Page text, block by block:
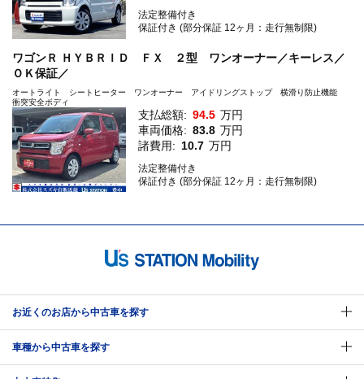
法定整備付き
保証付き (部分保証 12ヶ月：走行無制限)
ワゴンＲ ＨＹＢＲＩＤ ＦＸ ２型 ワンオーナー／キーレス／
ＯＫ保証／
オートライト シートヒーター ワンオーナー アイドリングストップ 横滑り防止機能
衝突安全ボディ
支払総額: 94.5 万円
車両価格: 83.8 万円
諸費用: 10.7 万円
法定整備付き
保証付き (部分保証 12ヶ月：走行無制限)
お近くのお店から中古車を探す
車種から中古車を探す